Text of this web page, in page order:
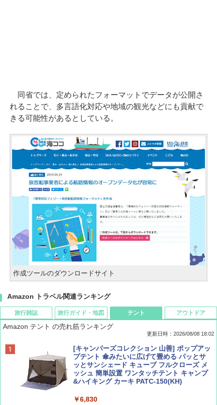
同省では、定められたフォーマットでデータが公開さ
れることで、多言語化対応や地域の観光などにも貢献で
きる可能性があるとしている。
作成ツールのダウンロードサイト
Amazon トラベル関連ランキング
旅行雑誌
BE-PAL(ビ-パル) 2026年 9 月号【特別付録:
SOTO ミニマル"旅"財布 ランダム2種】
￥1,500
旅行ガイド・地図
D40 地球の歩き方 チェンマイ タイ北部の魅
力的な町 2026～2027 地球の歩き方D アジア
￥2,079
テント
Amazon テント の売れ筋ランキング
更新日時：2026/08/08 18:02
[キャンパーズコレクション 山善] ポップアッ
プテント 傘みたいに広げて畳める パッとサ
ッとサンシェード キューブ フルクローズ メ
ッシュ 簡単設置 ワンタッチテント キャンプ
&ハイキング カーキ PATC-150(KH)
￥6,830
アウトドア